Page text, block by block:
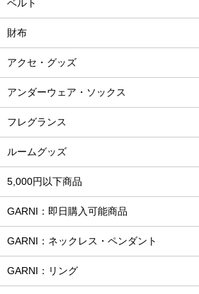
ベルト
財布
アクセ・グッズ
アンダーウェア・ソックス
フレグランス
ルームグッズ
5,000円以下商品
GARNI：即日購入可能商品
GARNI：ネックレス・ペンダント
GARNI：リング